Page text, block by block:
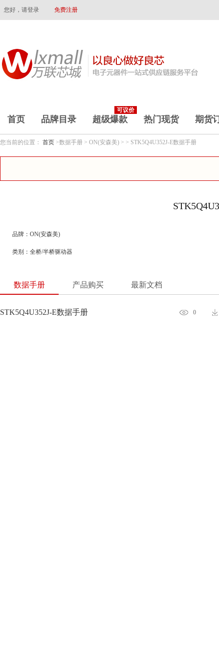
您好，请登录 免费注册
首页 品牌目录
可议价
超级爆款 热门现货 期货
您当前的位置： 首页 >数据手册 > ON(安森美) > > STK5Q4U352J-E数据手册
品牌：ON(安森美)
类别：全桥/半桥驱动器
数据手册 产品购买 最新文档
STK5Q4U352J-E数据手册 0